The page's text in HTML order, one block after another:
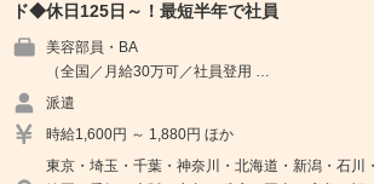
ド◆休日125日～！最短半年で社員
美容部員・BA
（全国／月給30万可／社員登用 …
派遣
時給1,600円 ～ 1,880円 ほか
東京・埼玉・千葉・神奈川・北海道・新潟・石川・